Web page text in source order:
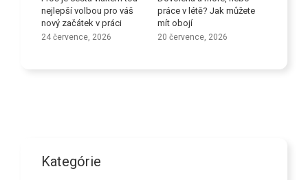
nejlepší volbou pro váš
nový začátek v práci
24 července, 2026
práce v létě? Jak můžete
mít obojí
20 července, 2026
Kategórie